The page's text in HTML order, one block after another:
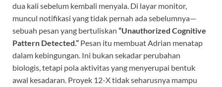
dua kali sebelum kembali menyala. Di layar monitor,
muncul notifikasi yang tidak pernah ada sebelumnya—
sebuah pesan yang bertuliskan “Unauthorized Cognitive
Pattern Detected.” Pesan itu membuat Adrian menatap
dalam kebingungan. Ini bukan sekadar perubahan
biologis, tetapi pola aktivitas yang menyerupai bentuk
awal kesadaran. Proyek 12-X tidak seharusnya mampu